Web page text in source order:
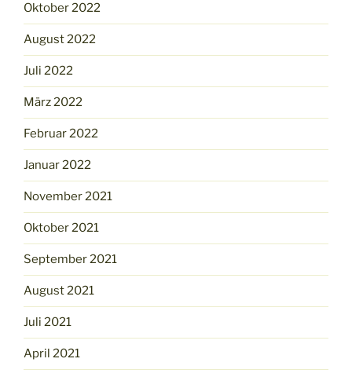
Oktober 2022
August 2022
Juli 2022
März 2022
Februar 2022
Januar 2022
November 2021
Oktober 2021
September 2021
August 2021
Juli 2021
April 2021